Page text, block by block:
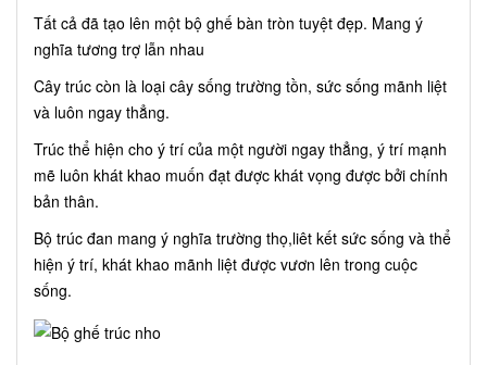
Tất cả đã tạo lên một bộ ghế bàn tròn tuyệt đẹp. Mang ý
nghĩa tương trợ lẫn nhau
Cây trúc còn là loại cây sống trường tồn, sức sống mãnh liệt
và luôn ngay thẳng.
Trúc thể hiện cho ý trí của một người ngay thẳng, ý trí mạnh
mẽ luôn khát khao muốn đạt được khát vọng được bởi chính
bản thân.
Bộ trúc đan mang ý nghĩa trường thọ,liêt kết sức sống và thể
hiện ý trí, khát khao mãnh liệt được vươn lên trong cuộc
sống.